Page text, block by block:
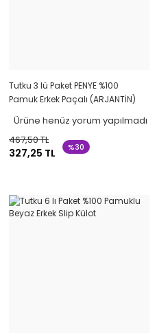
Tutku 3 lü Paket PENYE %100
Pamuk Erkek Paçalı (ARJANTİN)
Ürüne henüz yorum yapılmadı
467,50 TL
327,25 TL %30